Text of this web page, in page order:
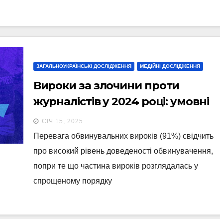
ЗАГАЛЬНОУКРАЇНСЬКІ ДОСЛІДЖЕННЯ МЕДІЙНІ ДОСЛІДЖЕННЯ
Вироки за злочини проти
журналістів у 2024 році: умовні
терміни, штрафи та тяжкі
покарання
СІЧ 15, 2025
Перевага обвинувальних вироків (91%) свідчить
про високий рівень доведеності обвинувачення,
попри те що частина вироків розглядалась у
спрощеному порядку